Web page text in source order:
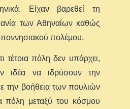
Είχαν βαρεθεί τη
των Αθηναίων καθώς
πολέμου.
τέτοια πόλη δεν υπάρχει,
ιδέα να ιδρύσουν την
την βοήθεια των πουλιών
πόλη μεταξύ του κόσμου